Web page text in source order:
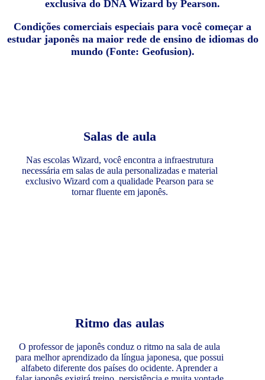
exclusiva do DNA Wizard by Pearson.
Condições comerciais especiais para você começar a
estudar japonês na maior rede de ensino de idiomas do
mundo (Fonte: Geofusion).
Salas de aula
Nas escolas Wizard, você encontra a infraestrutura
necessária em salas de aula personalizadas e material
exclusivo Wizard com a qualidade Pearson para se
tornar fluente em japonês.
Ritmo das aulas
O professor de japonês conduz o ritmo na sala de aula
para melhor aprendizado da língua japonesa, que possui
alfabeto diferente dos países do ocidente. Aprender a